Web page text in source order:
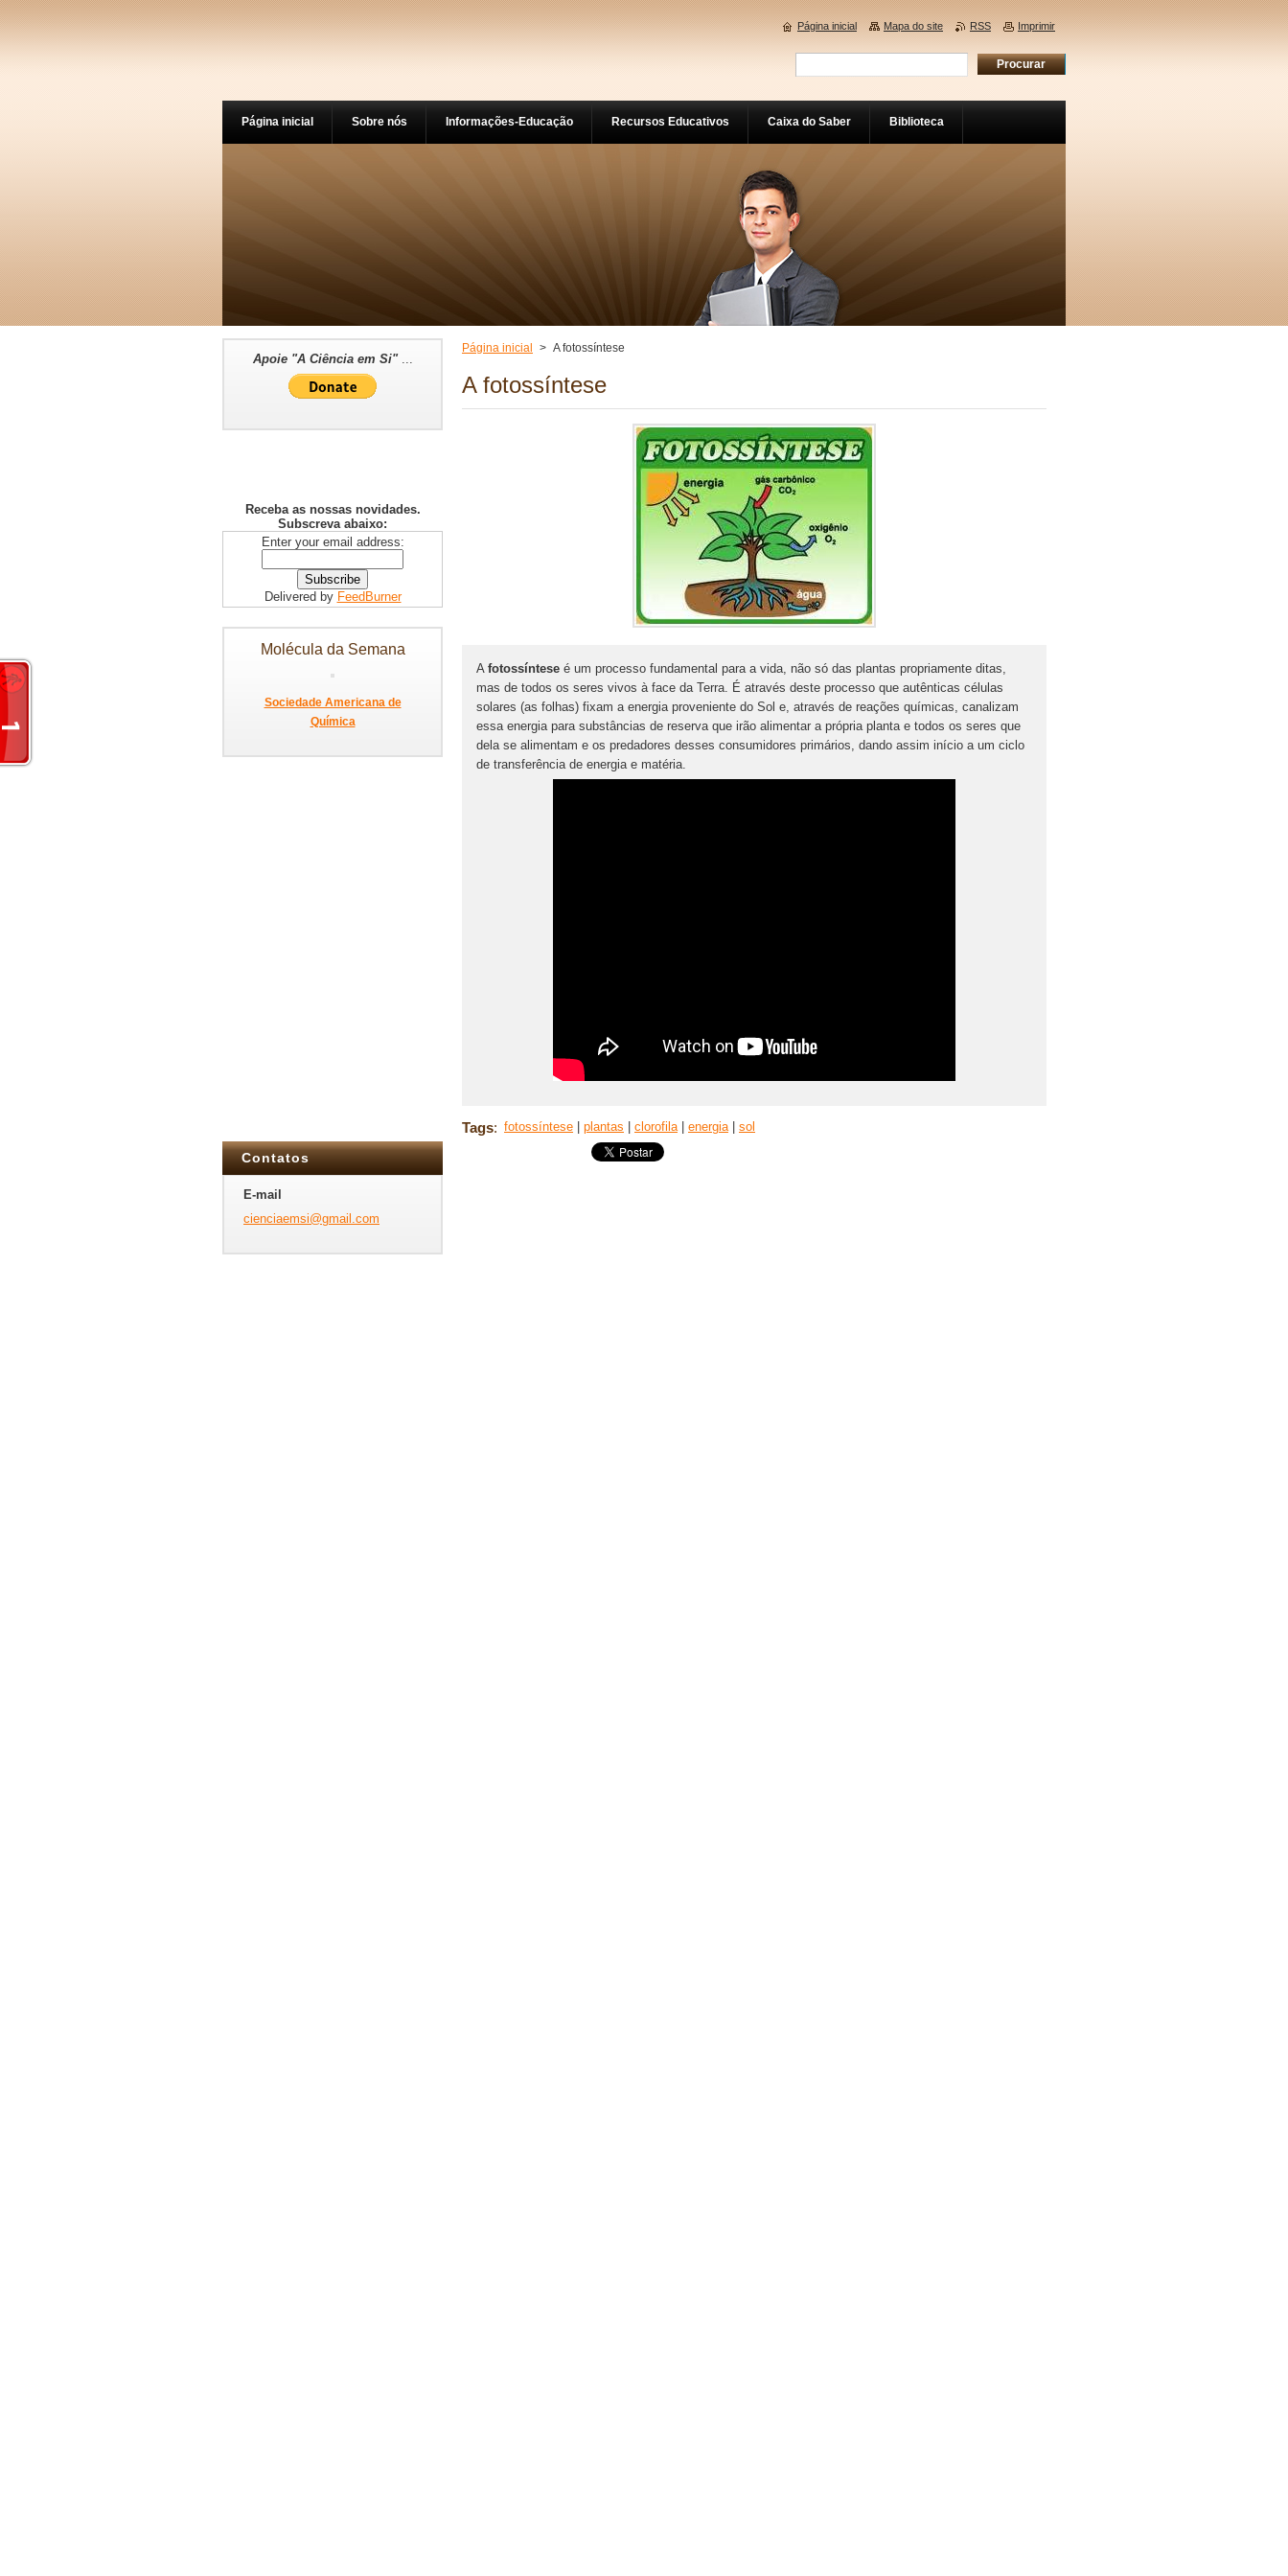
Página inicial > A fotossíntese
A fotossíntese
A fotossíntese é um processo fundamental para a vida, não só das plantas propriamente ditas,
mas de todos os seres vivos à face da Terra. É através deste processo que autênticas células
solares (as folhas) fixam a energia proveniente do Sol e, através de reações químicas, canalizam
essa energia para substâncias de reserva que irão alimentar a própria planta e todos os seres que
dela se alimentam e os predadores desses consumidores primários, dando assim início a um ciclo
de transferência de energia e matéria.
Tags: fotossíntese plantas clorofila energia sol
Apoie "A Ciência em Si"...
Receba as nossas novidades.
Subscreva abaixo:
Enter your email address:
Delivered by FeedBurner
Molécula da Semana
Sociedade Americana de
Química
Contatos
E-mail
cienciaemsi@gmai l.com
Página inicial Sobre nós Informações-Educação Recursos Educativos Caixa do Saber Biblioteca
Página inicial Mapa do site RSS Imprimir